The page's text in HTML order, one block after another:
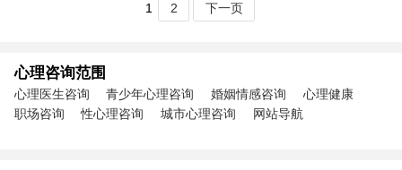
1 2 下一页
心理咨询范围
心理医生咨询 青少年心理咨询 婚姻情感咨询
心理健康
职场咨询
性心理咨询 城市心理咨询 网站导航